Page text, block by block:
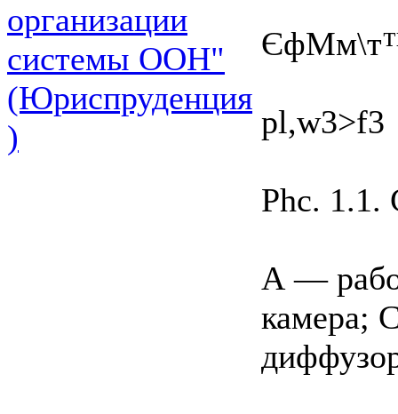
организации
системы ООН"
(Юриспруденция
)
pl,w3>f3
Phc. 1.1.
А —
камера;